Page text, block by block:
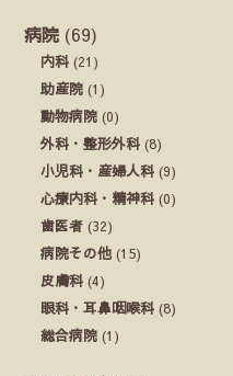
病院 (69)
内科 (21)
助産院 (1)
動物病院 (0)
外科・整形外科 (8)
小児科・産婦人科 (9)
心療内科・精神科 (0)
歯医者 (32)
病院その他 (15)
皮膚科 (4)
眼科・耳鼻咽喉科 (8)
総合病院 (1)